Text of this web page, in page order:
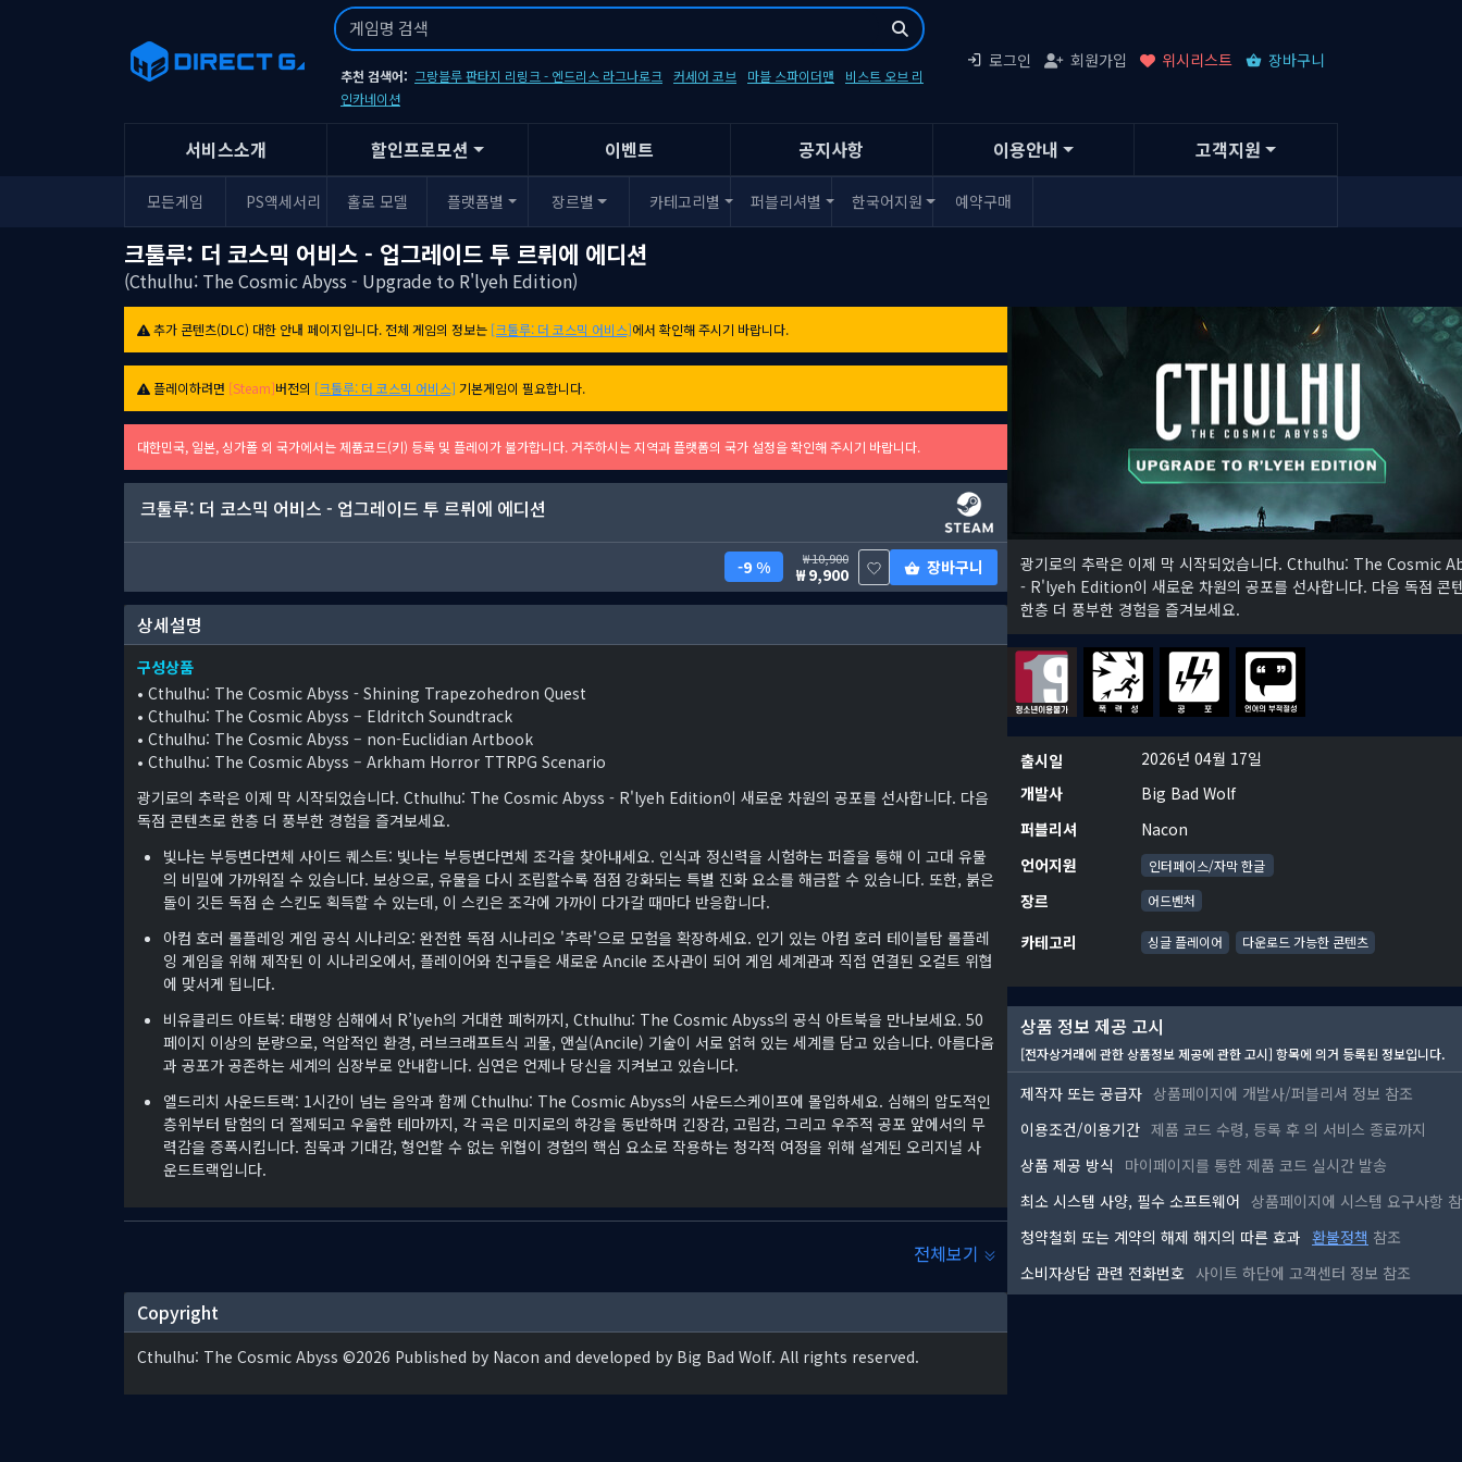
추천 검색어: 그랑블루 판타지 리링크 - 엔드리스 라그나로크 커세어 코브 마블 스파이더맨
비스트 오브 리
인카네이션
로그인 회원가입 위시리스트 장바구니
서비스소개 할인프로모션 이벤트 공지사항 이용안내 고객지원
모든게임 PS액세서리 홀로 모델 플랫폼별 장르별 카테고리별 퍼블리셔별 한국어지원 예약구매
크툴루: 더 코스믹 어비스 - 업그레이드 투 르뤼에 에디션
(Cthulhu: The Cosmic Abyss - Upgrade to R'lyeh Edition)
추가 콘텐츠(DLC) 대한 안내 페이지입니다. 전체 게임의 정보는 [크툴루: 더 코스믹 어비스]에서 확인해 주시기 바랍니다.
플레이하려면 [Steam]버전의 [크툴루: 더 코스믹 어비스] 기본게임이 필요합니다.
대한민국, 일본, 싱가폴 외 국가에서는 제품코드(키) 등록 및 플레이가 불가합니다. 거주하시는 지역과 플랫폼의 국가 설정을 확인해 주시기 바랍니다.
크툴루: 더 코스믹 어비스 - 업그레이드 투 르뤼에 에디션
9 % 10,900
9,900 장바구니
상세설명
구성상품
• Cthulhu: The Cosmic Abyss - Shining Trapezohedron Quest
• Cthulhu: The Cosmic Abyss – Eldritch Soundtrack
• Cthulhu: The Cosmic Abyss – non-Euclidian Artbook
• Cthulhu: The Cosmic Abyss – Arkham Horror TTRPG Scenario
광기로의 추락은 이제 막 시작되었습니다. Cthulhu: The Cosmic Abyss - R'lyeh Edition이 새로운 차원의 공포를 선사합니다. 다음
독점 콘텐츠로 한층 더 풍부한 경험을 즐겨보세요.
빛나는 부등변다면체 사이드 퀘스트: 빛나는 부등변다면체 조각을 찾아내세요. 인식과 정신력을 시험하는 퍼즐을 통해 이 고대 유물
의 비밀에 가까워질 수 있습니다. 보상으로, 유물을 다시 조립할수록 점점 강화되는 특별 진화 요소를 해금할 수 있습니다. 또한, 붉은
돌이 깃든 독점 손 스킨도 획득할 수 있는데, 이 스킨은 조각에 가까이 다가갈 때마다 반응합니다.
아컴 호러 롤플레잉 게임 공식 시나리오: 완전한 독점 시나리오 '추락'으로 모험을 확장하세요. 인기 있는 아컴 호러 테이블탑 롤플레
잉 게임을 위해 제작된 이 시나리오에서, 플레이어와 친구들은 새로운 Ancile 조사관이 되어 게임 세계관과 직접 연결된 오컬트 위협
에 맞서게 됩니다.
비유클리드 아트북: 태평양 심해에서 R’lyeh의 거대한 폐허까지, Cthulhu: The Cosmic Abyss의 공식 아트북을 만나보세요. 50
페이지 이상의 분량으로, 억압적인 환경, 러브크래프트식 괴물, 앤실(Ancile) 기술이 서로 얽혀 있는 세계를 담고 있습니다. 아름다움
과 공포가 공존하는 세계의 심장부로 안내합니다. 심연은 언제나 당신을 지켜보고 있습니다.
엘드리치 사운드트랙: 1시간이 넘는 음악과 함께 Cthulhu: The Cosmic Abyss의 사운드스케이프에 몰입하세요. 심해의 압도적인
층위부터 탐험의 더 절제되고 우울한 테마까지, 각 곡은 미지로의 하강을 동반하며 긴장감, 고립감, 그리고 우주적 공포 앞에서의 무
력감을 증폭시킵니다. 침묵과 기대감, 형언할 수 없는 위협이 경험의 핵심 요소로 작용하는 청각적 여정을 위해 설계된 오리지널 사
운드트랙입니다.
전체보기
Copyright
Cthulhu: The Cosmic Abyss ©2026 Published by Nacon and developed by Big Bad Wolf. All rights reserved.
광기로의 추락은 이제 막 시작되었습니다. Cthulhu: The Cosmic
- R'lyeh Edition이 새로운 차원의 공포를 선사합니다. 다음 독점 콘
한층 더 풍부한 경험을 즐겨보세요.
출시일
2026년 04월 17일
개발사
Big Bad Wolf
퍼블리셔
Nacon
언어지원
인터페이스/자막 한글
장르 어드벤처
카테고리 싱글 플레이어 다운로드 가능한 콘텐츠
상품 정보 제공 고시
[전자상거래에 관한 상품정보 제공에 관한 고시] 항목에 의거 등록된 정보입니다.
제작자 또는 공급자 상품페이지에 개발사/퍼블리셔 정보 참조
이용조건/이용기간 제품 코드 수령, 등록 후 의 서비스 종료까지
상품 제공 방식
마이페이지를 통한 제품 코드 실시간 발송
최소 시스템 사양, 필수 소프트웨어 상품페이지에 시스템 요구사항
청약철회 또는 계약의 해제 해지의 따른 효과 환불정책 참조
소비자상담 관련 전화번호 사이트 하단에 고객센터 정보 참조